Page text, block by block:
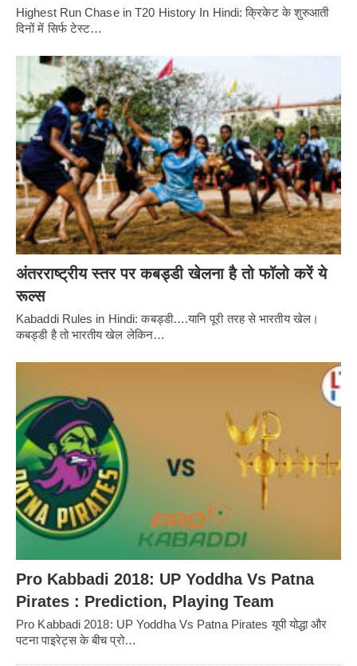
Highest Run Chase in T20 History In Hindi: क्रिकेट के शुरुआती
दिनों में सिर्फ टेस्ट…
अंतरराष्ट्रीय स्तर पर कबड्डी खेलना है तो फॉलो करें ये
रूल्स
Kabaddi Rules in Hindi: कबड्डी….यानि पूरी तरह से भारतीय खेल।
कबड्डी है तो भारतीय खेल लेकिन…
Pro Kabbadi 2018: UP Yoddha Vs Patna
Pirates : Prediction, Playing Team
Pro Kabbadi 2018: UP Yoddha Vs Patna Pirates यूपी योद्धा और
पटना पाइरेट्स के बीच प्रो…